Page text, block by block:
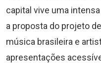
capital vive uma
a proposta do projeto
música brasileira e
apresentações